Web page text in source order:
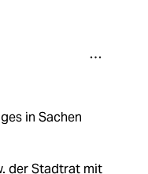
in Sachen
der Stadtrat mit